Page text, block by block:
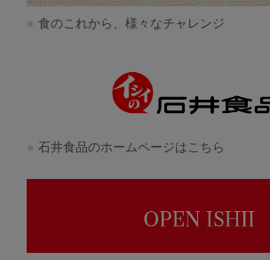
食のこれから、様々なチャレンジ
石井食品のホームページはこちら